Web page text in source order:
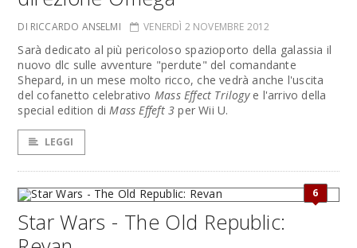
DI RICCARDO ANSELMI VENERDÌ 2 NOVEMBRE 2012
Sarà dedicato al più pericoloso spazioporto della galassia il
nuovo dlc sulle avventure "perdute" del comandante
Shepard, in un mese molto ricco, che vedrà anche l'uscita
del cofanetto celebrativo Mass Effect Trilogye l'arrivo della
special edition diMass Effeft 3 per Wii U.
LEGGI
6
Star Wars - The Old Republic: